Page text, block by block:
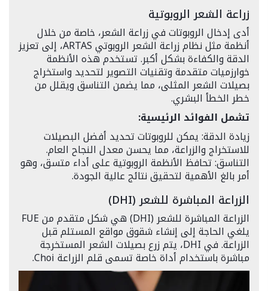
زراعة الشعر الروبوتية
أدى إدخال الروبوتات في زراعة الشعر، خاصة من خلال
أنظمة مثل نظام زراعة الشعر الروبوتي ARTAS، إلى تعزيز
الدقة والكفاءة بشكل أكبر. تستخدم هذه الأنظمة
خوارزميات متقدمة وتقنيات التصوير لتحديد واستخراج
بصيلات الشعر المثلى، مما يضمن التناسق ويقلل من
خطر الخطأ البشري.
تشمل الفوائد الرئيسية:
زيادة الدقة: يمكن للروبوتات تحديد أفضل البصيلات
للاستخراج والزراعة، مما يحسن معدل النجاح العام.
التناسق: تحافظ الأنظمة الروبوتية على أداء متسق، وهو
أمر بالغ الأهمية لتحقيق نتائج عالية الجودة.
الزراعة المباشرة للشعر (DHI)
الزراعة المباشرة للشعر (DHI) هي شكل متقدم من FUE
يلغي الحاجة إلى إنشاء شقوق مواقع المستلم قبل
الزراعة. في DHI، يتم زرع بصيلات الشعر المستخرجة
مباشرة باستخدام أداة خاصة تسمى قلم الزراعة Choi.